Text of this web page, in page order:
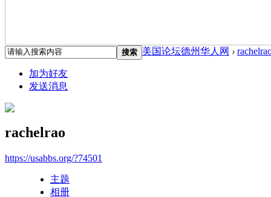
搜索 美国论坛德州华人网 ›
加为好友
发送消息
rachelrao
https://usabbs.org/?74501
主题
相册